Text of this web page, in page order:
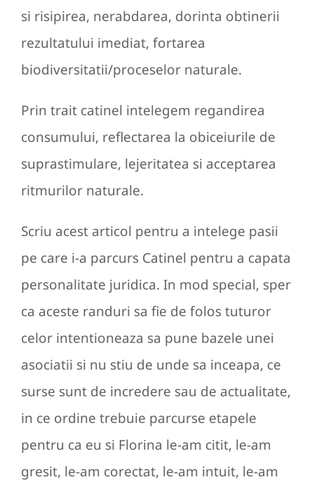
si risipirea, nerabdarea, dorinta obtinerii
rezultatului imediat, fortarea
biodiversitatii/proceselor naturale.
Prin trait catinel intelegem regandirea
consumului, reflectarea la obiceiurile de
suprastimulare, lejeritatea si acceptarea
ritmurilor naturale.
Scriu acest articol pentru a intelege pasii
pe care i-a parcurs Catinel pentru a capata
personalitate juridica. In mod special, sper
ca aceste randuri sa fie de folos tuturor
celor intentioneaza sa pune bazele unei
asociatii si nu stiu de unde sa inceapa, ce
surse sunt de incredere sau de actualitate,
in ce ordine trebuie parcurse etapele
pentru ca eu si Florina le-am citit, le-am
gresit, le-am corectat, le-am intuit, le-am